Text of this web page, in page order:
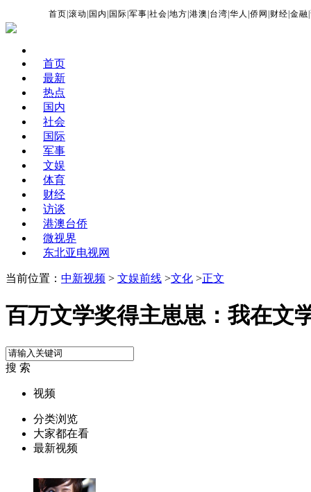
首页 |滚动 国内 国际 |军事 |社会 |地方 |港澳 台湾 |华人 |侨网 财经 |金融 |
首页
最新
热点
国内
社会
国际
军事
文娱
体育
财经
访谈
港澳台侨
微视界
东北亚电视网
当前位置： 中新视频 > 文娱前线 >文化 >正文
百万文学奖得主崽崽：我在文
搜 索
视频
分类浏览
大家都在看
最新视频